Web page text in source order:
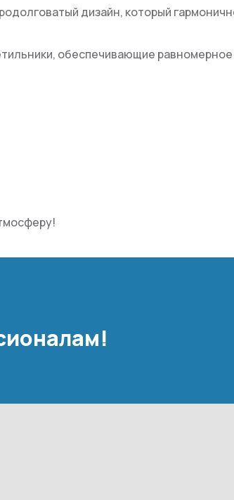
дизайн, который
обеспечивающие равномерное